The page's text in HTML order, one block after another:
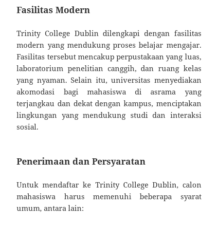
Fasilitas Modern
Trinity College Dublin dilengkapi dengan fasilitas
modern yang mendukung proses belajar mengajar.
Fasilitas tersebut mencakup perpustakaan yang luas,
laboratorium penelitian canggih, dan ruang kelas
yang nyaman. Selain itu, universitas menyediakan
akomodasi bagi mahasiswa di asrama yang
terjangkau dan dekat dengan kampus, menciptakan
lingkungan yang mendukung studi dan interaksi
sosial.
Penerimaan dan Persyaratan
Untuk mendaftar ke Trinity College Dublin, calon
mahasiswa harus memenuhi beberapa syarat
umum, antara lain: